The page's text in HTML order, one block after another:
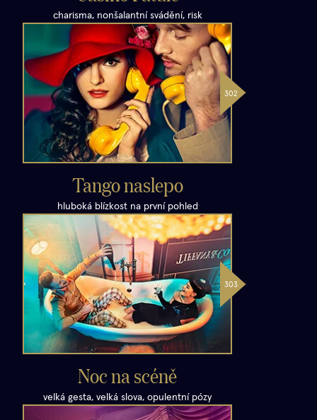
charisma, nonšalantní svádění, risk
Tango naslepo
hluboká blízkost na první pohled
Noc na scéně
velká gesta, velká slova, opulentní pózy